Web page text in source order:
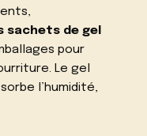
sachets de gel
pour
Le gel
l’humidité,